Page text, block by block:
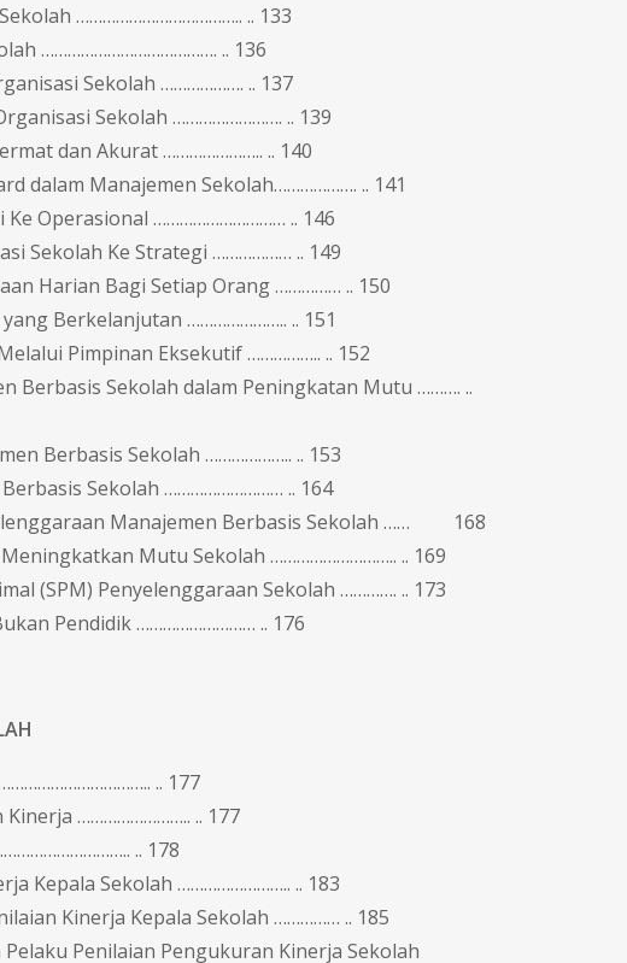
……………………………….. .. 133
…………………………………. .. 136
Sekolah ………………. .. 137
Sekolah ……………………. .. 139
dan Akurat ………………….. .. 140
dalam Manajemen Sekolah………………. .. 141
Ke Operasional ………………………… .. 146
Sekolah Ke Strategi ……………… .. 149
Harian Bagi Setiap Orang …………… .. 150
Berkelanjutan ………………….. .. 151
Pimpinan Eksekutif …………….. .. 152
Berbasis Sekolah dalam Peningkatan Mutu ………. ..
Berbasis Sekolah ……………….. .. 153
Sekolah ……………………… .. 164
Manajemen Berbasis Sekolah …… 168
Mutu Sekolah ……………………….. .. 169
(SPM) Penyelenggaraan Sekolah …………. .. 173
Pendidik ……………………… .. 176
.. 177
Kinerja …………………….. .. 177
.. 178
Kepala Sekolah …………………….. .. 183
Kinerja Kepala Sekolah …………… .. 185
Penilaian Pengukuran Kinerja Sekolah